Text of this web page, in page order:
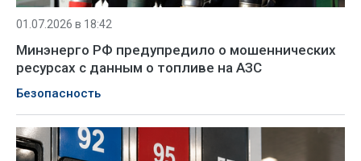
01.07.2026 в 18:42
Минэнерго РФ предупредило о мошеннических
ресурсах с данным о топливе на АЗС
Безопасность